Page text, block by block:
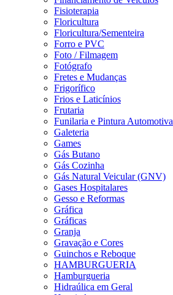
Fisioterapia
Floricultura
Floricultura/Sementeira
Forro e PVC
Foto / Filmagem
Fotógrafo
Fretes e Mudanças
Frigorífico
Frios e Laticínios
Frutaria
Funilaria e Pintura Automotiva
Galeteria
Games
Gás Butano
Gás Cozinha
Gás Natural Veicular (GNV)
Gases Hospitalares
Gesso e Reformas
Gráfica
Gráficas
Granja
Gravação e Cores
Guinchos e Reboque
HAMBURGUERIA
Hamburgueria
Hidraúlica em Geral